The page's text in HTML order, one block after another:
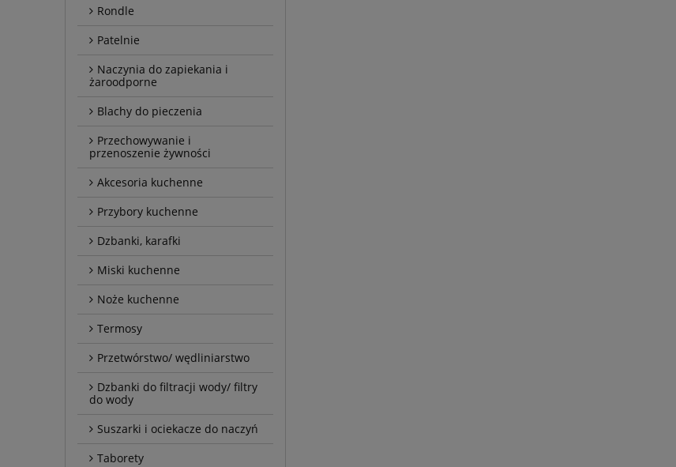
Rondle
Patelnie
Naczynia do zapiekania i
żaroodporne
Blachy do pieczenia
Przechowywanie i
przenoszenie żywności
Akcesoria kuchenne
Przybory kuchenne
Dzbanki, karafki
Miski kuchenne
Noże kuchenne
Termosy
Przetwórstwo/ wędliniarstwo
Dzbanki do filtracji wody/ filtry
do wody
Suszarki i ociekacze do naczyń
Taborety